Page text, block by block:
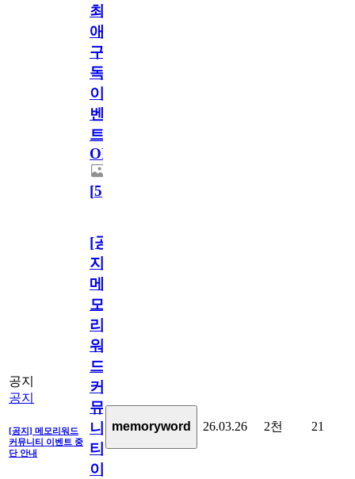
최
애
구
독
이
벤
트
OPEN!
[5]
공지
공지
[공지] 메모리워드
커뮤니티 이벤트 중
단 안내
[공
지]
메
모
리
워
드
커
뮤
니
티
이
memoryword 26.03.26 2천 21